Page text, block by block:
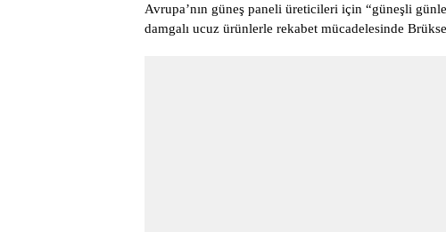
Avrupa’nın güneş paneli üreticileri için “güneşli
damgalı ucuz ürünlerle rekabet mücadelesinde